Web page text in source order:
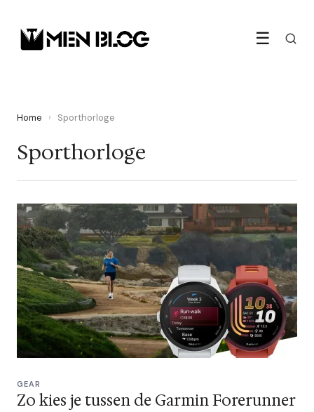
☰
Home › Sporthorloge
Sporthorloge
GEAR
Zo kies je tussen de Garmin Forerunner